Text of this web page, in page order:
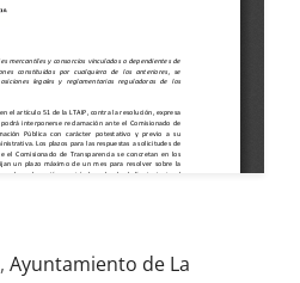
, Ayuntamiento de La